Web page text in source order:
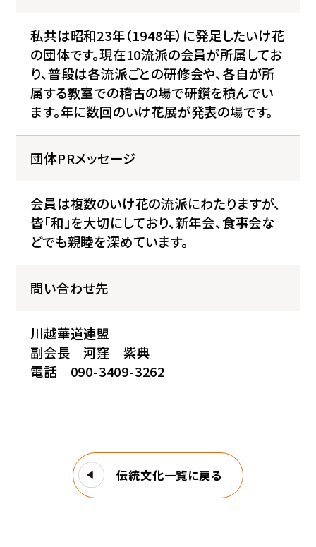
私共は昭和23年（1948年）に発足したいけ花
の団体です。現在10流派の会員が所属してお
り、普段は各流派ごとの研修会や、各自が所
属する教室での稽古の場で研鑽を積んでい
ます。年に数回のいけ花展が発表の場です。
団体PRメッセージ
会員は複数のいけ花の流派にわたりますが、
皆「和」を大切にしており、新年会、食事会な
どでも親睦を深めています。
問い合わせ先
川越華道連盟
副会長 河窪 紫典
電話 090-3409-3262
伝統文化一覧に戻る